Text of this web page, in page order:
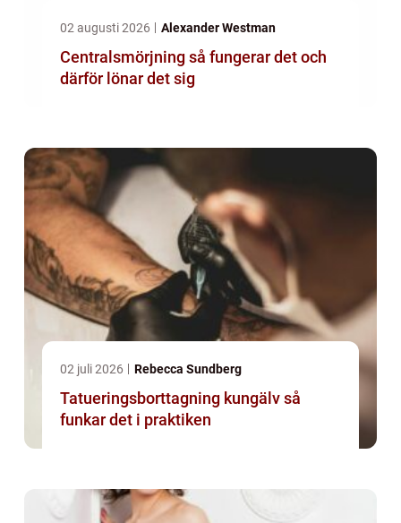
02 augusti 2026 Alexander Westman
Centralsmörjning så fungerar det och
därför lönar det sig
02 juli 2026 Rebecca Sundberg
Tatueringsborttagning kungälv så
funkar det i praktiken